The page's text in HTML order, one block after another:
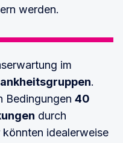
werden.
im
.
Bedingungen 40
durch
idealerweise